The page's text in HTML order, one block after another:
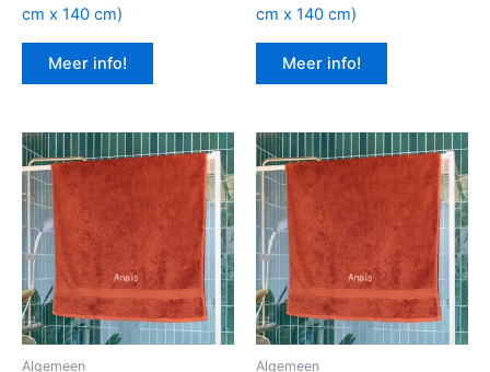
cm x 140 cm)
Meer info!
cm x 140 cm)
Meer info!
Algemeen Algemeen